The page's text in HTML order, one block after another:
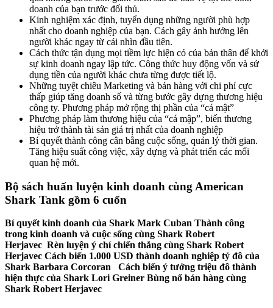
doanh của bạn trước đối thủ.
Kinh nghiệm xác định, tuyển dụng những người phù hợp
nhất cho doanh nghiệp của bạn. Cách gây ảnh hưởng lên
người khác ngay từ cái nhìn đầu tiên.
Cách thức tận dụng mọi tiềm lực hiện có của bản thân để khởi
sự kinh doanh ngay lập tức. Công thức huy động vốn và sử
dụng tiền của người khác chưa từng được tiết lộ.
Những tuyệt chiêu Marketing và bán hàng với chi phí cực
thấp giúp tăng doanh số và từng bước gây dựng thương hiệu
công ty. Phương pháp mở rộng thị phần của “cá mật”
Phương pháp làm thương hiệu của “cá mập”, biến thương
hiệu trở thành tài sản giá trị nhất của doanh nghiệp
Bí quyết thành công cân bằng cuộc sống, quản lý thời gian.
Tăng hiệu suất công việc, xây dựng và phát triển các mối
quan hệ mới.
Bộ sách huấn luyện kinh doanh cùng American
Shark Tank gồm 6 cuốn
Bí quyết kinh doanh của Shark Mark Cuban Thành công
trong kinh doanh và cuộc sống cùng Shark Robert
Herjavec Rèn luyện ý chí chiến thắng cùng Shark Robert
Herjavec Cách biến 1.000 USD thành doanh nghiệp tỷ đô của
Shark Barbara Corcoran
Cách biến ý tưởng triệu đô thành
hiện thực của Shark Lori Greiner Bùng nổ bán hàng cùng
Shark Robert Herjavec